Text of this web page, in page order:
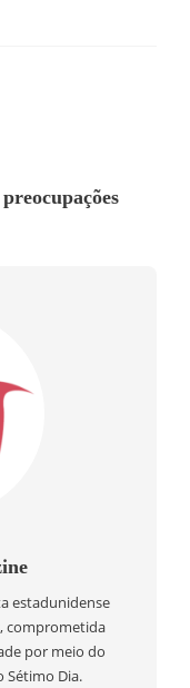
estadunidense
comprometida
por meio do
Sétimo Dia.